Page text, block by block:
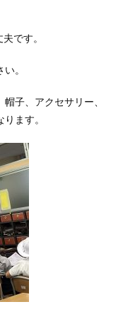
です。
。
子、アクセサリー、
ます。